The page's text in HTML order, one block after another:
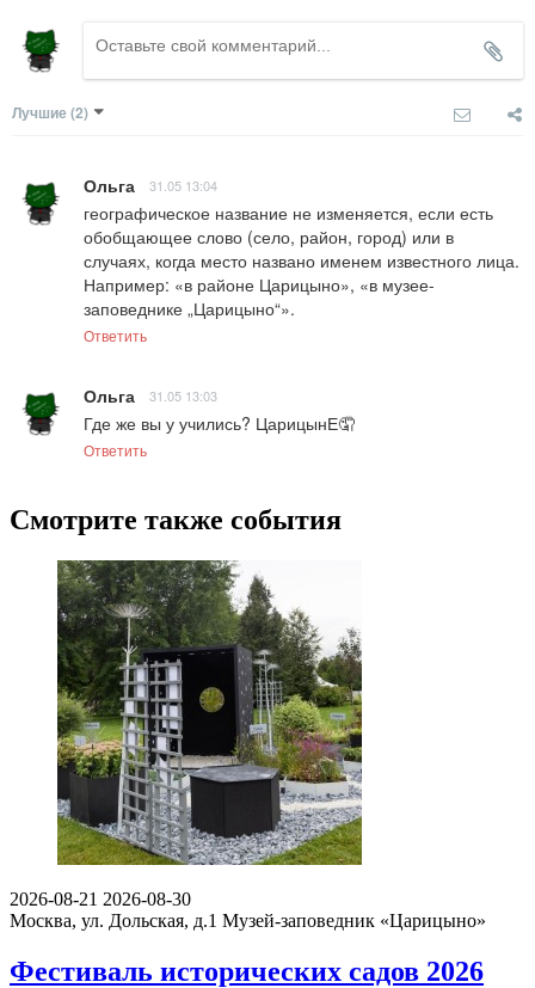
Лучшие (2)
Ольга 31.05 13:04
географическое название не изменяется, если есть
обобщающее слово (село, район, город) или в
случаях, когда место названо именем известного лица.
Например: «в районе Царицыно», «в музее-
заповеднике „Царицыно“».
Ответить
Ольга 31.05 13:03
Где же вы у учились? ЦарицынЕ🤦
Ответить
Смотрите также события
2026-08-21 2026-08-30
Москва, ул. Дольская, д.1 Музей-заповедник «Царицыно»
Фестиваль исторических садов 2026